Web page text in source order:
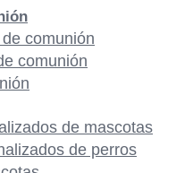
comunión
comunión
de mascotas
de perros